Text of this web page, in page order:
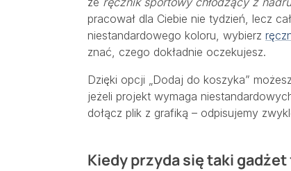
pracował dla Ciebie nie tydzień, lecz
niestandardowego koloru, wybierz
znać, czego dokładnie oczekujesz.
Dzięki opcji „Dodaj do koszyka”
jeżeli projekt wymaga
dołącz plik z grafiką – odpisujemy
Kiedy przyda się taki